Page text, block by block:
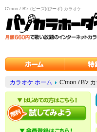
C'mon / B'z (ビーズ)(びーず) カラオケ
カラオケ ホーム C'mon / B'z